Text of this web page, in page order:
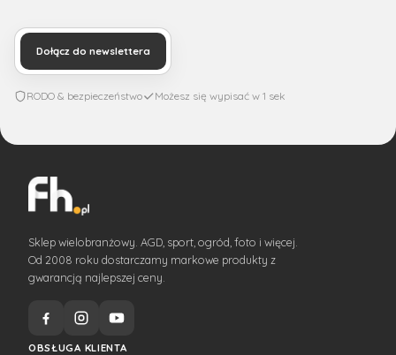
Dołącz do newslettera
RODO & bezpieczeństwo Możesz się wypisać w 1 sek
Sklep wielobranżowy. AGD, sport, ogród, foto i więcej.
Od 2008 roku dostarczamy markowe produkty z
gwarancją najlepszej ceny.
OBSŁUGA KLIENTA